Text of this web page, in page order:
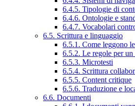
6.4.5. Tipologie di
6.4.6. Ontologie e
6.4.7. Vocabolari
6.5. Scrittura e linguaggio
6.5.1. Come leggono
6.5.2. Le regole per
6.5.3. Microtesti
6.5.4. Scrittura
6.5.5. Content critique
6.5.6. Traduzione e
6.6. Documenti